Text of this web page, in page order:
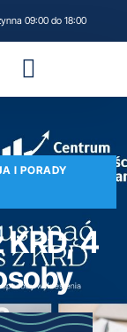
09:00 do 18:00
I PORADY
4